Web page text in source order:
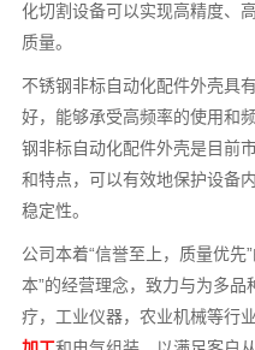
化切割设备可以实现高精度、
质量。
不锈钢非标自动化配件外壳具
好，能够承受高频率的使用和
钢非标自动化配件外壳是目前
和特点，可以有效地保护设备
稳定性。
公司本着“信誉至上，质量优先
本”的经营理念，致力与为多
疗，工业仪器，农业机械等行